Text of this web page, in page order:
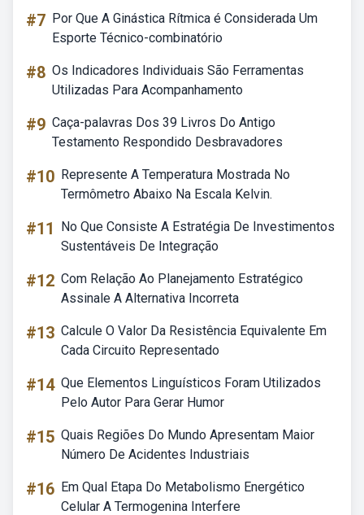
#7 Por Que A Ginástica Rítmica é Considerada Um
Esporte Técnico-combinatório
#8 Os Indicadores Individuais São Ferramentas
Utilizadas Para Acompanhamento
#9 Caça-palavras Dos 39 Livros Do Antigo
Testamento Respondido Desbravadores
#10 Represente A Temperatura Mostrada No
Termômetro Abaixo Na Escala Kelvin.
#11
No Que Consiste A Estratégia De Investimentos
Sustentáveis De Integração
#12 Com Relação Ao Planejamento Estratégico
Assinale A Alternativa Incorreta
#13 Calcule O Valor Da Resistência Equivalente Em
Cada Circuito Representado
#14 Que Elementos Linguísticos Foram Utilizados
Pelo Autor Para Gerar Humor
#15 Quais Regiões Do Mundo Apresentam Maior
Número De Acidentes Industriais
#16 Em Qual Etapa Do Metabolismo Energético
Celular A Termogenina Interfere